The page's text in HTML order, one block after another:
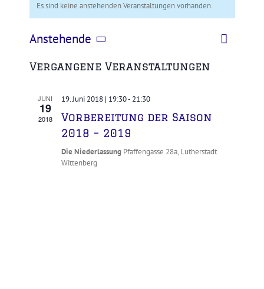
Es sind keine anstehenden Veranstaltungen vorhanden.
Liste
Anstehende
wählen.
Vergangene Veranstaltungen
JUNI
19
2018
19. Juni 2018 | 19:30- 21:30
Vorbereitung der Saison
2018 – 2019
Die Niederlassung Pfaffengasse 28a, Lutherstadt
Wittenberg